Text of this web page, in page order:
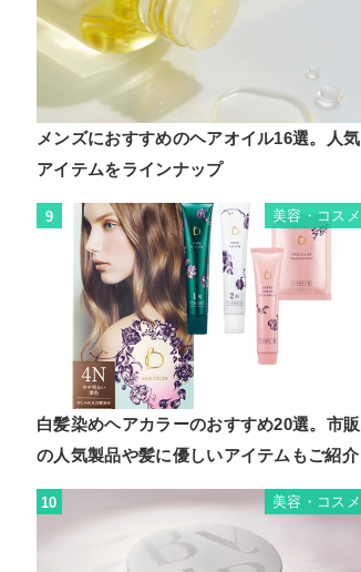
メンズにおすすめのヘアオイル16選。人気
アイテムをラインナップ
9 美容・コスメ
白髪染めヘアカラーのおすすめ20選。市販
の人気製品や髪に優しいアイテムもご紹介
10 美容・コスメ